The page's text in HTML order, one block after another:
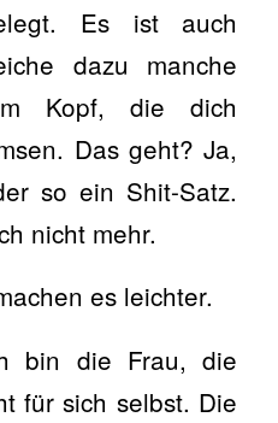
Es ist auch
dazu manche
Kopf, die dich
Das geht? Ja,
so ein Shit-Satz.
nicht mehr.
es leichter.
bin die Frau, die
für sich selbst. Die